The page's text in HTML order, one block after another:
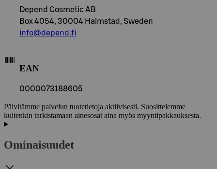
Depend Cosmetic AB
Box 4054, 30004 Halmstad, Sweden
info@depend.fi
EAN
0000073188605
Päivitämme palvelun tuotetietoja aktiivisesti. Suosittelemme
kuitenkin tarkistamaan ainesosat aina myös myyntipakkauksesta.
Ominaisuudet